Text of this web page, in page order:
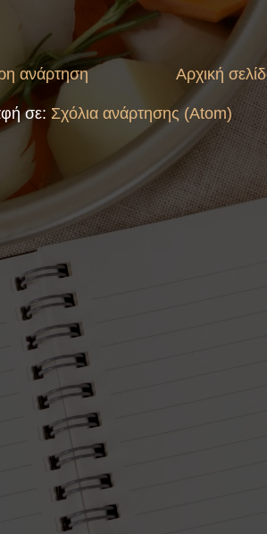
ανάρτηση Αρχική
σε: Σχόλια ανάρτησης (Atom)